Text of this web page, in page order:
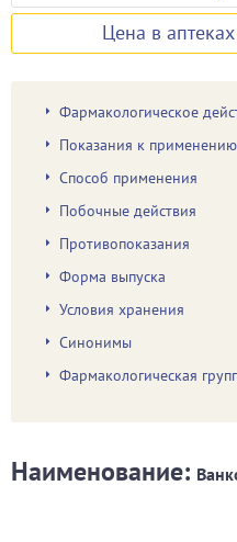
Цена в аптеках
Фармакологическое
Показания к применению
Способ применения
Побочные действия
Противопоказания
Форма выпуска
Условия хранения
Синонимы
Фармакологическая
Наименование: